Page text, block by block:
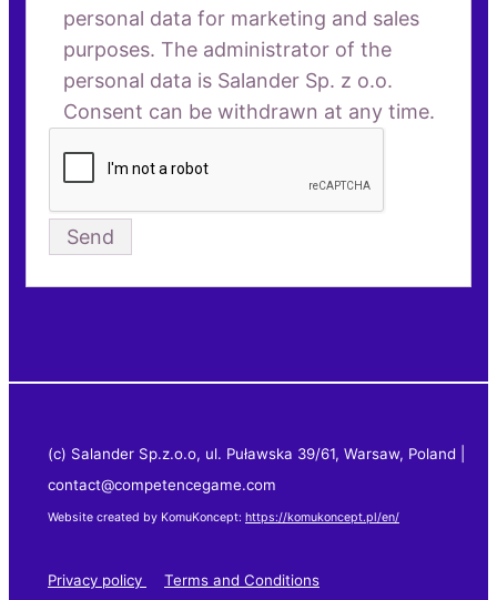
personal data for marketing and sales
purposes. The administrator of the
personal data is Salander Sp. z o.o.
Consent can be withdrawn at any time.
(c) Salander Sp.z.o.o, ul. Puławska 39/61, Warsaw, Poland |
contact@competencegame.com
Website created by KomuKoncept: https://komukoncept.pl/en/
Privacy policy Terms and Conditions